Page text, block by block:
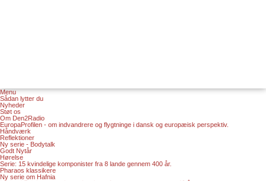
Menu
Sådan lytter du
Nyheder
Støt os
Om Den2Radio
EuropaProfilen - om indvandrere og flygtninge i dansk og europæisk perspektiv.
Håndværk
Reflektioner
Ny serie - Bodytalk
Godt Nytår
Hørelse
Serie: 15 kvindelige komponister fra 8 lande gennem 400 år.
Pharaos klassikere
Ny serie om Hafnia